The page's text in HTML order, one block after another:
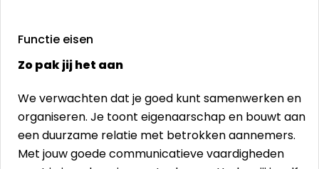
Functie eisen
Zo pak jij het aan
We verwachten dat je goed kunt samenwerken en
organiseren. Je toont eigenaarschap en bouwt aan
een duurzame relatie met betrokken aannemers.
Met jouw goede communicatieve vaardigheden